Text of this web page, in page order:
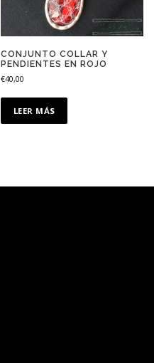
CONJUNTO COLLAR Y
PENDIENTES EN ROJO
€40,00
LEER MÁS